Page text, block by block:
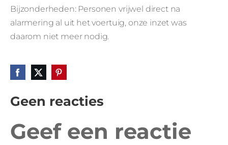
Bijzonderheden: Personen vrijwel direct na
alarmering al uit het voertuig, onze inzet was
daarom niet meer nodig.
Geen reacties
Geef een reactie